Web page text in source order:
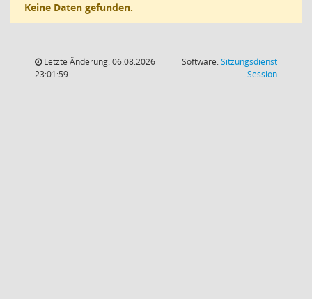
Keine Daten gefunden.
Letzte Änderung: 06.08.2026
23:01:59
Software:Sitzungsdienst
Session(Wird in